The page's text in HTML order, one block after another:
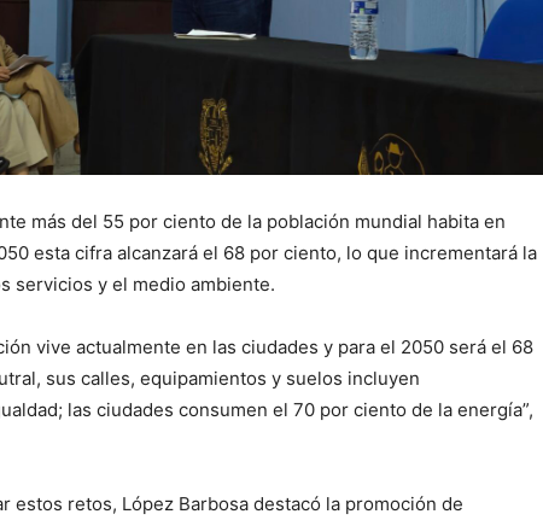
más del 55 por ciento de la población mundial habita en
esta cifra alcanzará el 68 por ciento, lo que incrementará la
servicios y el medio ambiente.
vive actualmente en las ciudades y para el 2050 será el 68
sus calles, equipamientos y suelos incluyen
las ciudades consumen el 70 por ciento de la energía”,
estos retos, López Barbosa destacó la promoción de